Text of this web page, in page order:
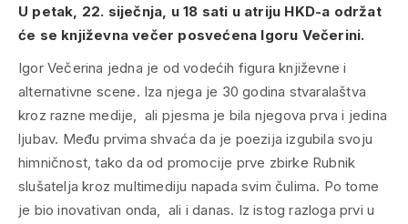
U petak, 22. siječnja, u 18 sati u atriju HKD-a održat
će se književna večer posvećena Igoru Večerini.
Igor Večerina jedna je od vodećih figura književne i
alternativne scene. Iza njega je 30 godina stvaralaštva
kroz razne medije, ali pjesma je bila njegova prva i jedina
ljubav. Među prvima shvaća da je poezija izgubila svoju
himničnost, tako da od promocije prve zbirke Rubnik
slušatelja kroz multimediju napada svim čulima. Po tome
je bio inovativan onda, ali i danas. Iz istog razloga prvi u